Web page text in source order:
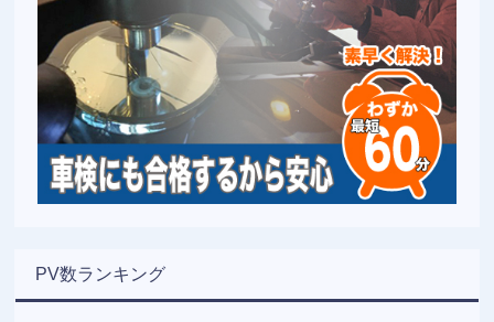
PV数ランキング